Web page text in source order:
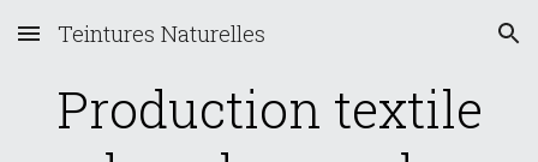
Skip to main content Skip to navigation
Teintures Naturelles
Production textile